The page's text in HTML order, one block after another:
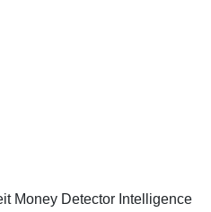
Money Detector Intelligence